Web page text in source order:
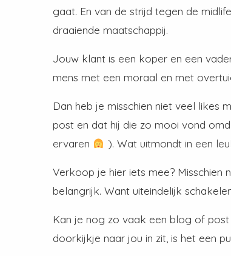
gaat. En van de strijd tegen de
draaiende maatschappij.
Jouw klant is een koper en een
mens met een moraal en met
Dan heb je misschien niet veel likes
post en dat hij die zo mooi vond
ervaren
). Wat uitmondt in een
Verkoop je hier iets mee? Misschien
belangrijk. Want uiteindelijk
Kan je nog zo vaak een blog of
doorkijkje naar jou in zit, is het een